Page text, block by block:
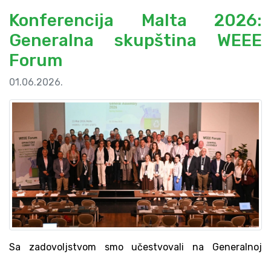
Konferencija Malta 2026:
Generalna skupština WEEE
Forum
01.06.2026.
Sa zadovoljstvom smo učestvovali na Generalnoj